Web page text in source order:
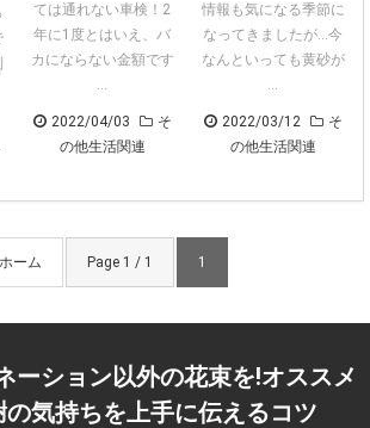
ては通れない車検！2
年に1度とはいえ、バ
カにならない金額です
...
2022/04/03
そ
の他生活関連
情報も気になる季節に
なってきましたが…今
なんといっても黄砂が
...
2022/03/12
そ
の他生活関連
ホーム Page 1 / 1 1
ーション以外の花束を!オススメ
気持ちを上手に伝えるコツ